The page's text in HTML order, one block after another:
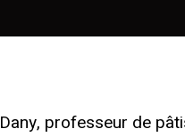
Dany, professeur de